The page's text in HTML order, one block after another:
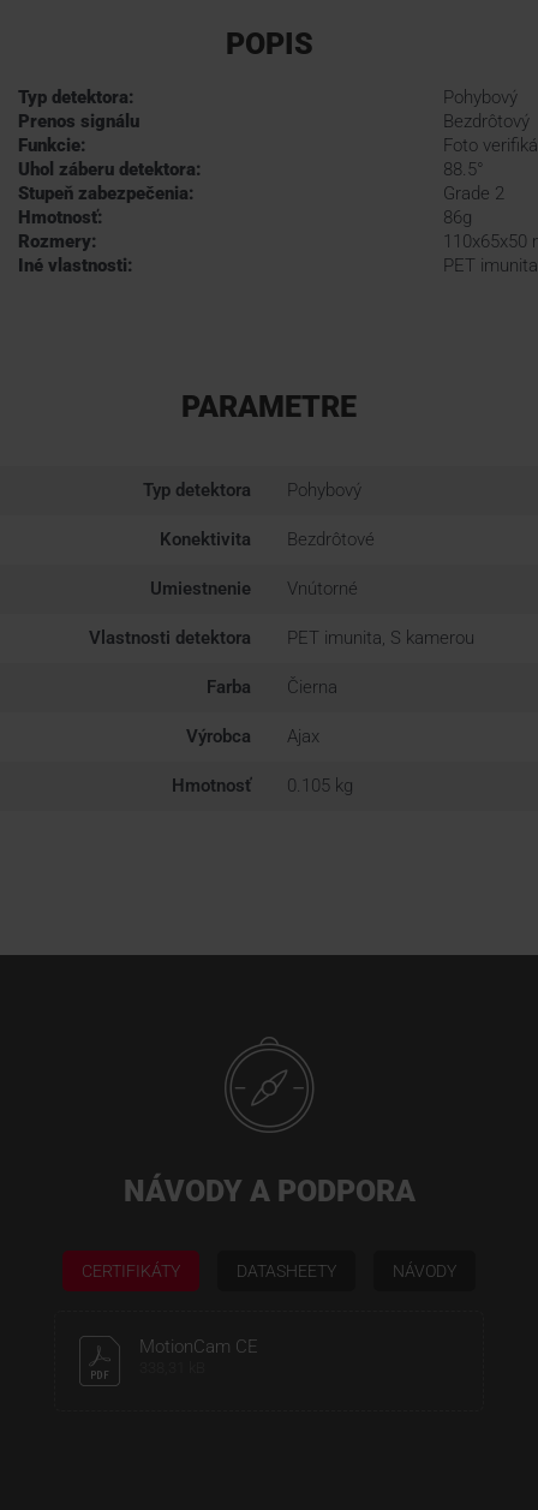
POPIS
Typ detektora:
Pohybový
Prenos signálu
Bezdrôtový
Funkcie:
Foto
Uhol záberu detektora:
88.5°
Stupeň zabezpečenia:
Grade 2
Hmotnosť:
86g
Rozmery:
110x65x50
Iné vlastnosti:
PET
PARAMETRE
Typ detektora Pohybový
Konektivita Bezdrôtové
Umiestnenie Vnútorné
Vlastnosti detektora PET imunita, S kamerou
Farba Čierna
Výrobca Ajax
Hmotnosť 0.105 kg
NÁVODY A PODPORA
CERTIFIKÁTY DATASHEETY NÁVODY
MotionCam CE